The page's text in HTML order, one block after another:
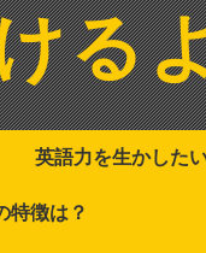
る
英語力を生かした
特徴は？